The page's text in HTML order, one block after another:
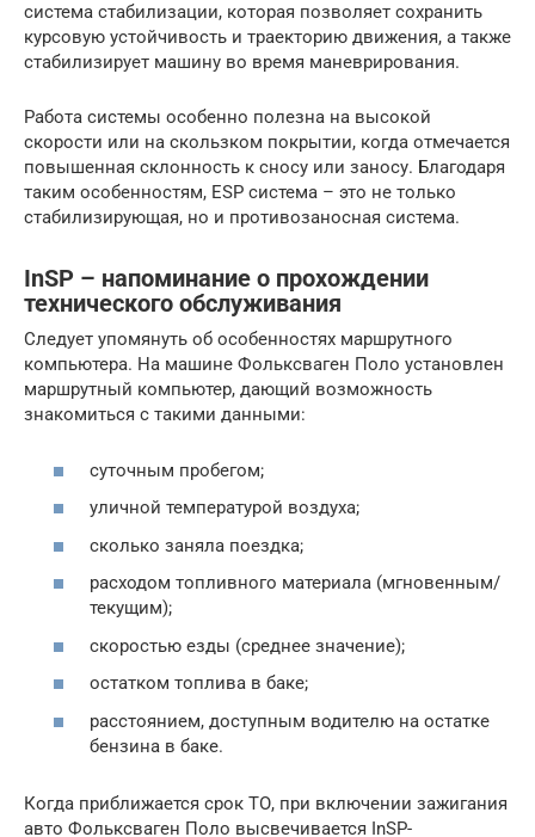
система стабилизации, которая позволяет сохранить
курсовую устойчивость и траекторию движения, а также
стабилизирует машину во время маневрирования.
Работа системы особенно полезна на высокой
скорости или на скользком покрытии, когда отмечается
повышенная склонность к сносу или заносу. Благодаря
таким особенностям, ESP система – это не только
стабилизирующая, но и противозаносная система.
InSP – напоминание о прохождении
технического обслуживания
Следует упомянуть об особенностях маршрутного
компьютера. На машине Фольксваген Поло установлен
маршрутный компьютер, дающий возможность
знакомиться с такими данными:
суточным пробегом;
уличной температурой воздуха;
сколько заняла поездка;
расходом топливного материала (мгновенным/
текущим);
скоростью езды (среднее значение);
остатком топлива в баке;
расстоянием, доступным водителю на остатке
бензина в баке.
Когда приближается срок ТО, при включении зажигания
авто Фольксваген Поло высвечивается InSP-